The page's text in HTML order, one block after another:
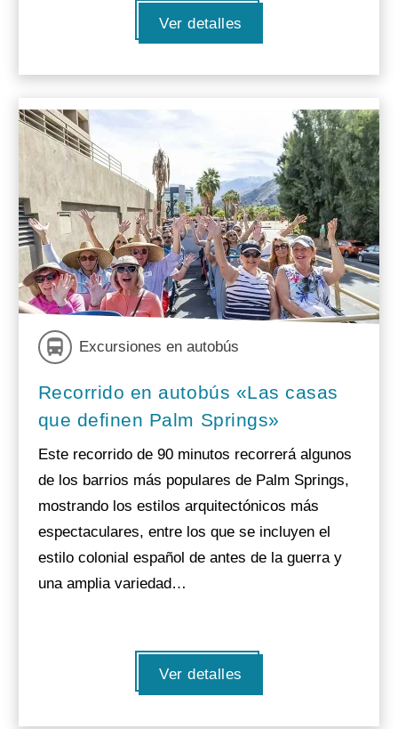
Ver detalles
Excursiones en autobús
Recorrido en autobús «Las casas
que definen Palm Springs»
Este recorrido de 90 minutos recorrerá algunos
de los barrios más populares de Palm Springs,
mostrando los estilos arquitectónicos más
espectaculares, entre los que se incluyen el
estilo colonial español de antes de la guerra y
una amplia variedad…
Ver detalles